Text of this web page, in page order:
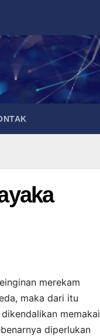
merekam
maka dari itu
memakai
diperlukan